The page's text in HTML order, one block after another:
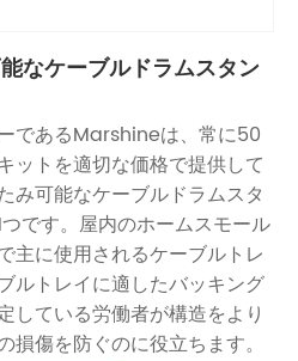
なケーブルドラムスタン
であるMarshineは、常に50
ットを適切な価格で提供して
み可能なケーブルドラムスタ
です。屋内のホームスモール
主に使用されるケーブルトレ
ルトレイに適したバッキング
している労働者が構造をより
傷を防ぐのに役立ちます。